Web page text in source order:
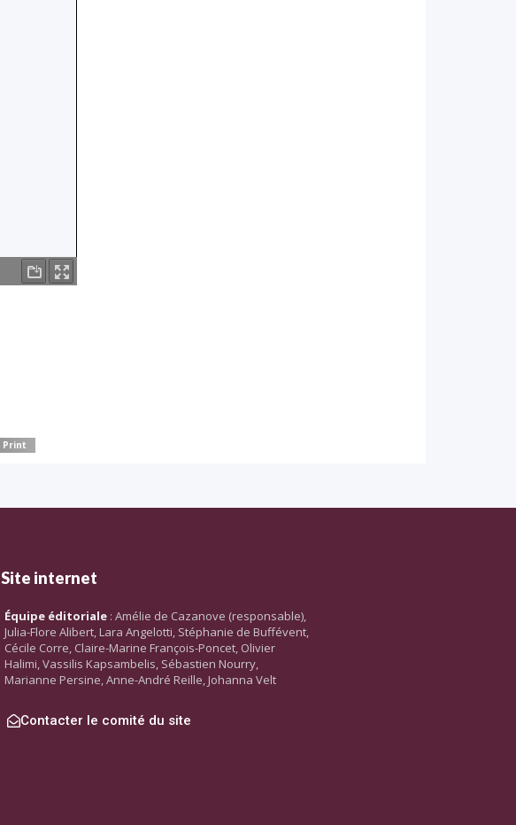
Print
Site internet
Équipe éditoriale : Amélie de Cazanove (responsable),
Julia-Flore Alibert, Lara Angelotti, Stéphanie de Buffévent,
Cécile Corre, Claire-Marine François-Poncet, Olivier
Halimi, Vassilis Kapsambelis, Sébastien Nourry,
Marianne Persine, Anne-André Reille, Johanna Velt
Contacter le comité du site